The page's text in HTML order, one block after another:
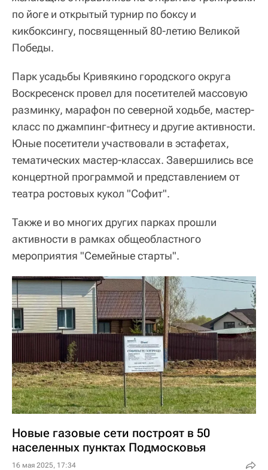
по йоге и открытый турнир по боксу и
кикбоксингу, посвященный 80-летию Великой
Победы.
Парк усадьбы Кривякино городского округа
Воскресенск провел для посетителей массовую
разминку, марафон по северной ходьбе, мастер-
класс по джампинг-фитнесу и другие активности.
Юные посетители участвовали в эстафетах,
тематических мастер-классах. Завершились все
концертной программой и представлением от
театра ростовых кукол "Софит".
Также и во многих других парках прошли
активности в рамках общеобластного
мероприятия "Семейные старты".
Новые газовые сети построят в 50
населенных пунктах Подмосковья
16 мая 2025, 17:34